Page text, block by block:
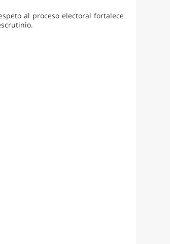
al proceso electoral fortalece